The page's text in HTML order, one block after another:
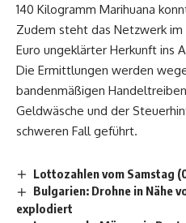
140 Kilogramm Marihuana
Zudem steht das Netzwerk
Euro ungeklärter Herkunft ins
Die Ermittlungen werden
bandenmäßigen
Geldwäsche und der
schweren Fall geführt.
Lottozahlen vom Samstag
Bulgarien: Drohne in Nähe
explodiert